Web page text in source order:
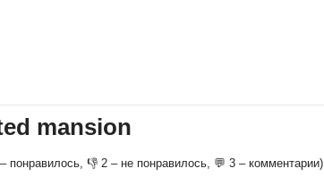
mansion
понравилось, 👎 2 – не понравилось, 💬 3 – комментарии)